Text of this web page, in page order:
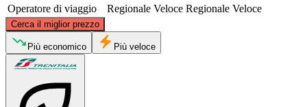
Operatore di viaggio
Regionale Veloce Regionale Veloce
Cerca il miglior prezzo
Lucca
©CARTO, ©OpenStreetMapcontributors
Più economico Più veloce